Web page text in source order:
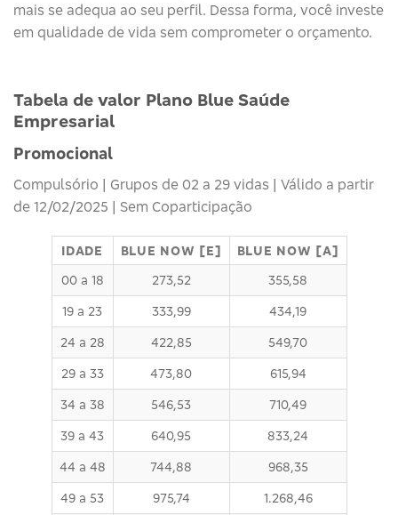
mais se adequa ao seu perfil. Dessa forma, você investe
em qualidade de vida sem comprometer o orçamento.
Tabela de valor Plano Blue Saúde
Empresarial
Promocional
Compulsório | Grupos de 02 a 29 vidas | Válido a partir
de 12/02/2025 | Sem Coparticipação
IDADE BLUE NOW [E]
BLUE NOW [A]
00 a 18
273,52 355,58
19 a 23 333,99 434,19
24 a 28 422,85 549,70
29 a 33 473,80 615,94
34 a 38 546,53 710,49
39 a 43 640,95 833,24
44 a 48 744,88 968,35
49 a 53 975,74 1.268,46